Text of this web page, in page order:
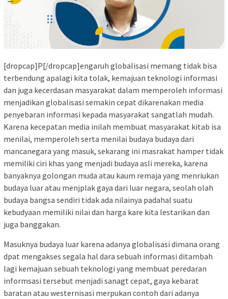
[dropcap]P[/dropcap]engaruh globalisasi memang tidak bisa
terbendung apalagi kita tolak, kemajuan teknologi informasi
dan juga kecerdasan masyarakat dalam memperoleh informasi
menjadikan globalisasi semakin cepat dikarenakan media
penyebaran informasi kepada masyarakat sangatlah mudah.
Karena kecepatan media inilah membuat masyarakat kitab isa
menilai, memperoleh serta menilai budaya budaya dari
mancanegara yang masuk, sekarang ini masrakat hamper tidak
memiliki ciri khas yang menjadi budaya asli mereka, karena
banyaknya golongan muda atau kaum remaja yang menriukan
budaya luar atau menjplak gaya dari luar negara, seolah olah
budaya bangsa sendiri tidak ada nilainya padahal suatu
kebudyaan memiliki nilai dan harga kare kita lestarikan dan
juga banggakan.
Masuknya budaya luar karena adanya globalisasi dimana orang
dpat mengakses segala hal dara sebuah informasi ditambah
lagi kemajuan sebuah teknologi yang membuat peredaran
informsasi tersebut menjadi sanagt cepat, gaya kebarat
baratan atau westernisasi merpukan contoh dari adanya